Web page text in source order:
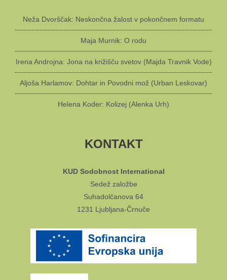
Neža Dvorščak: Neskončna žalost v pokončnem formatu
Maja Murnik: O rodu
Irena Androjna: Jona na križišču svetov (Majda Travnik Vode)
Aljoša Harlamov: Dohtar in Povodni mož (Urban Leskovar)
Helena Koder: Kolizej (Alenka Urh)
KONTAKT
KUD Sodobnost International
Sedež založbe
Suhadolčanova 64
1231 Ljubljana-Črnuče